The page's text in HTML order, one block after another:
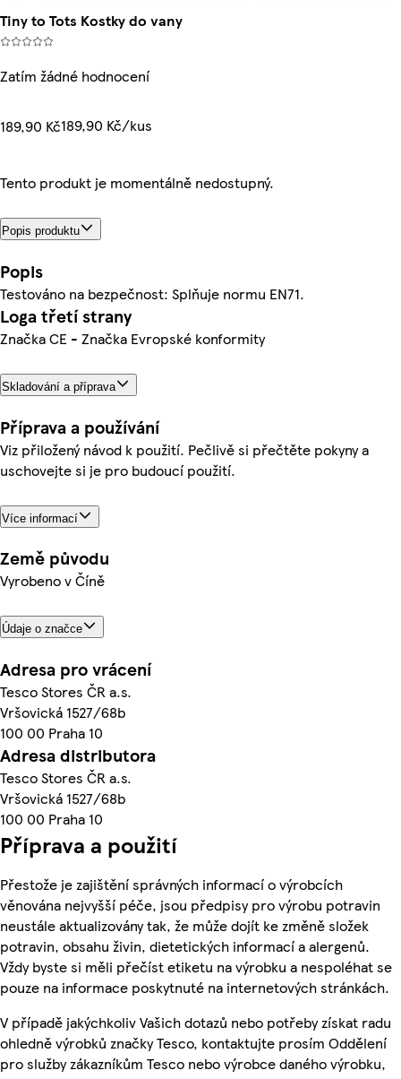
Tiny to Tots Kostky do vany
Zatím žádné hodnocení
189,90 Kč189,90 Kč/kus
Tento produkt je momentálně nedostupný.
Popis produktu
Popis
Testováno na bezpečnost: Splňuje normu EN71.
Loga třetí strany
Značka CE - Značka Evropské konformity
Skladování a příprava
Příprava a používání
Viz přiložený návod k použití. Pečlivě si přečtěte pokyny a
uschovejte si je pro budoucí použití.
Více informací
Země původu
Vyrobeno v Číně
Údaje o značce
Adresa pro vrácení
Tesco Stores ČR a.s.
Vršovická 1527/68b
100 00 Praha 10
Adresa distributora
Tesco Stores ČR a.s.
Vršovická 1527/68b
100 00 Praha 10
Příprava a použití
Přestože je zajištění správných informací o výrobcích
věnována nejvyšší péče, jsou předpisy pro výrobu potravin
neustále aktualizovány tak, že může dojít ke změně složek
potravin, obsahu živin, dietetických informací a alergenů.
Vždy byste si měli přečíst etiketu na výrobku a nespoléhat se
pouze na informace poskytnuté na internetových stránkách.
V případě jakýchkoliv Vašich dotazů nebo potřeby získat radu
ohledně výrobků značky Tesco, kontaktujte prosím Oddělení
pro služby zákazníkům Tesco nebo výrobce daného výrobku,